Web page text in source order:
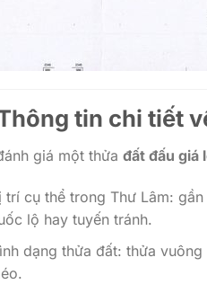
tin chi tiết
giá một thửa đất đấu giá
trí cụ thể trong Thư Lâm:
lộ hay tuyến tránh.
dạng thửa đất: thửa